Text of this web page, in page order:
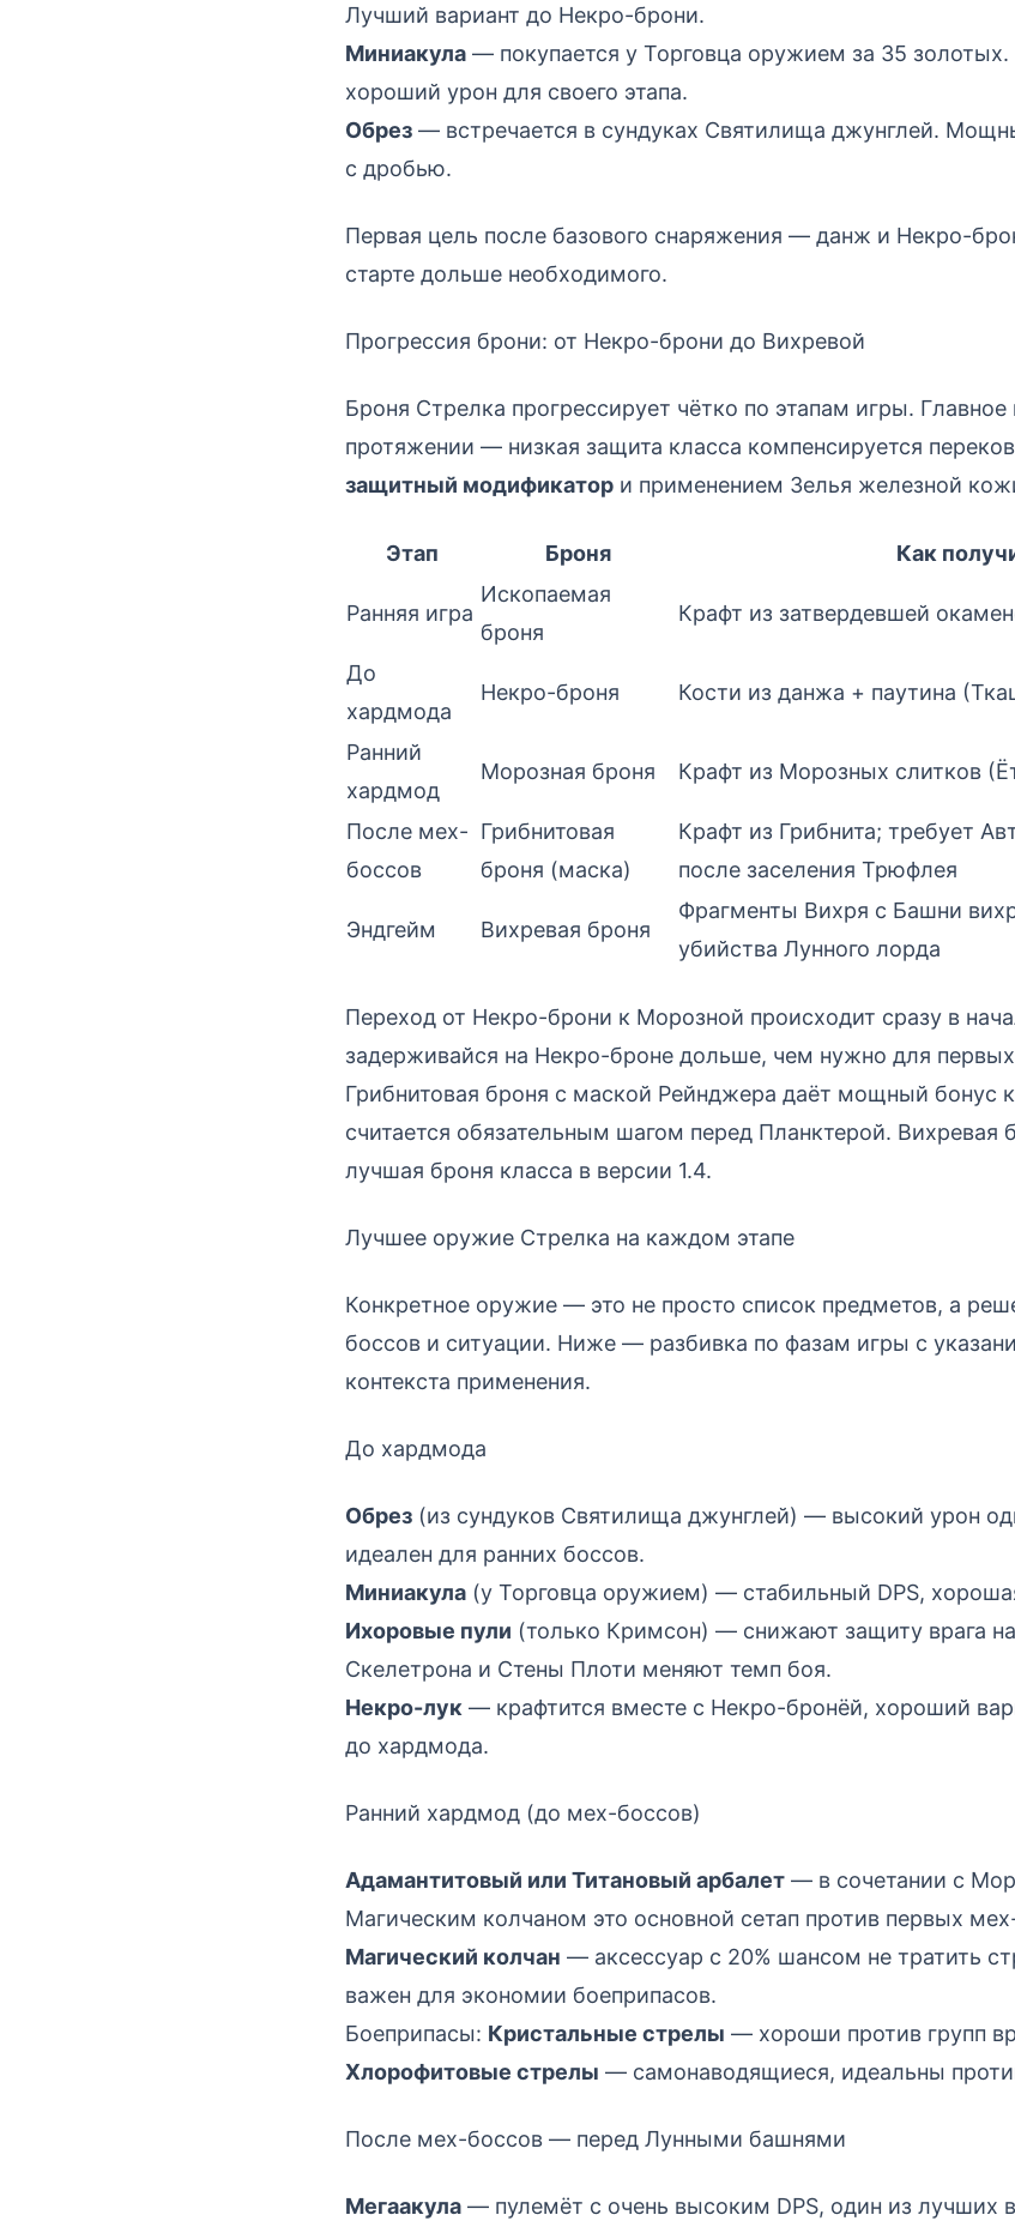
Лучший вариант до Некро-брони.
Миниакула — покупается у Торговца оружием за 35
хороший урон для своего этапа.
Обрез — встречается в сундуках Святилища джунглей.
с дробью.
Первая цель после базового снаряжения — данж и Некро-
старте дольше необходимого.
Прогрессия брони: от Некро-брони до Вихревой
Броня Стрелка прогрессирует чётко по этапам игры.
протяжении — низкая защита класса компенсируется
защитный модификатор и применением Зелья железной
Этап Броня Как
Ранняя игра
Ископаемая
броня
Крафт из затвердевшей
До
хардмода
Некро-броня Кости из данжа + паутина
Ранний
хардмод
Морозная броня Крафт из Морозных слитков
После мех-
боссов
Грибнитовая
броня (маска)
Крафт из Грибнита; требует
после заселения Трюфлея
Эндгейм Вихревая броня
Фрагменты Вихря с Башни
убийства Лунного лорда
Переход от Некро-брони к Морозной происходит сразу в
задерживайся на Некро-броне дольше, чем нужно для
Грибнитовая броня с маской Рейнджера даёт мощный бонус
считается обязательным шагом перед Планктерой. Вихревая
лучшая броня класса в версии 1.4.
Лучшее оружие Стрелка на каждом этапе
Конкретное оружие — это не просто список предметов, а
боссов и ситуации. Ниже — разбивка по фазам игры с
контекста применения.
До хардмода
Обрез (из сундуков Святилища джунглей) — высокий урон
идеален для ранних боссов.
Миниакула (у Торговца оружием) — стабильный DPS,
Ихоровые пули (только Кримсон) — снижают защиту врага
Скелетрона и Стены Плоти меняют темп боя.
Некро-лук — крафтится вместе с Некро-бронёй, хороший
до хардмода.
Ранний хардмод (до мех-боссов)
Адамантитовый или Титановый арбалет — в сочетании с
Магическим колчаном это основной сетап против первых
Магический колчан — аксессуар с 20% шансом не тратить
важен для экономии боеприпасов.
Боеприпасы: Кристальные стрелы — хороши против групп
Хлорофитовые стрелы — самонаводящиеся, идеальны
После мех-боссов — перед Лунными башнями
Мегаакула — пулемёт с очень высоким DPS, один из лучших